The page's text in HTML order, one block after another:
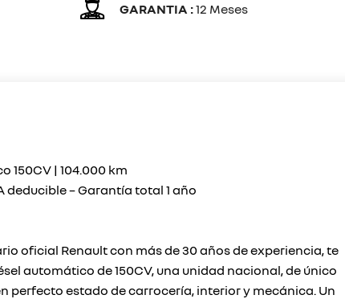
GARANTIA :12 Meses
150CV | 104.000 km
deducible – Garantía total 1 año
oficial Renault con más de 30 años de experiencia, te
automático de 150CV, una unidad nacional, de único
perfecto estado de carrocería, interior y mecánica. Un